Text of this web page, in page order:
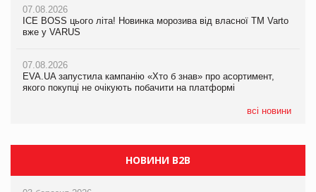
07.08.2026
ICE BOSS цього літа! Новинка морозива від власної ТМ Varto
вже у VARUS
07.08.2026
EVA.UA запустила кампанію «Хто б знав» про асортимент,
якого покупці не очікують побачити на платформі
всі новини
07.08.2026
ICE BOSS цього літа! Новинка морозива від власної ТМ Varto
вже у VARUS
07.08.2026
EVA.UA запустила кампанію «Хто б знав» про асортимент,
якого покупці не очікують побачити на платформі
Продажі Hugo Boss впали на 9%
НОВИНИ B2B